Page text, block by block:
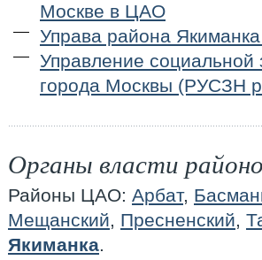
Москве в ЦАО
Управа района
Управление
города Москвы (РУСЗН
Органы власти
Районы ЦАО: Арбат,
Мещанский, Пресненский,
Якиманка.